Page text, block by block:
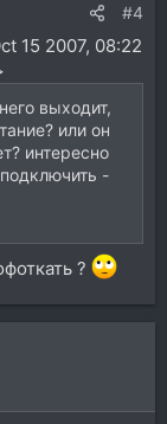
#4
15 2007, 08:22
выходит,
или он
интересно
-
?